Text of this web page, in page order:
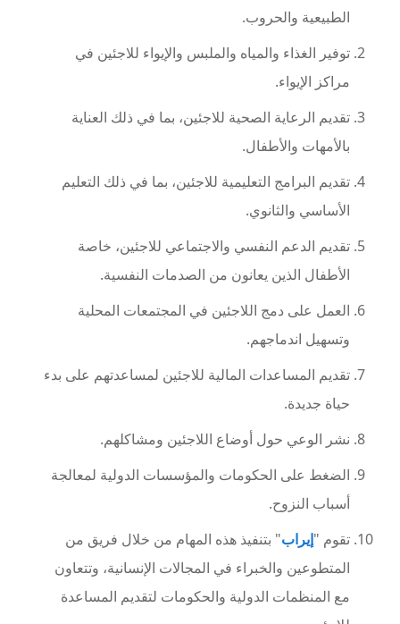
الطبيعية والحروب.
توفير الغذاء والمياه والملبس والإيواء للاجئين في
مراكز الإيواء.
تقديم الرعاية الصحية للاجئين، بما في ذلك العناية
بالأمهات والأطفال.
تقديم البرامج التعليمية للاجئين، بما في ذلك التعليم
الأساسي والثانوي.
تقديم الدعم النفسي والاجتماعي للاجئين، خاصة
الأطفال الذين يعانون من الصدمات النفسية.
العمل على دمج اللاجئين في المجتمعات المحلية
وتسهيل اندماجهم.
تقديم المساعدات المالية للاجئين لمساعدتهم على بدء
حياة جديدة.
نشر الوعي حول أوضاع اللاجئين ومشاكلهم.
الضغط على الحكومات والمؤسسات الدولية لمعالجة
أسباب النزوح.
تقوم "إيراب" بتنفيذ هذه المهام من خلال فريق من
المتطوعين والخبراء في المجالات الإنسانية، وتتعاون
مع المنظمات الدولية والحكومات لتقديم المساعدة